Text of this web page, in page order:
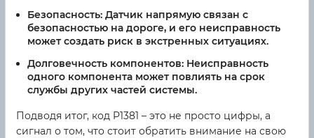
Безопасность: Датчик напрямую связан с
безопасностью на дороге, и его неисправность
может создать риск в экстренных ситуациях.
Долговечность компонентов: Неисправность
одного компонента может повлиять на срок
службы других частей системы.
Подводя итог, код P1381 – это не просто цифры, а
сигнал о том, что стоит обратить внимание на свою